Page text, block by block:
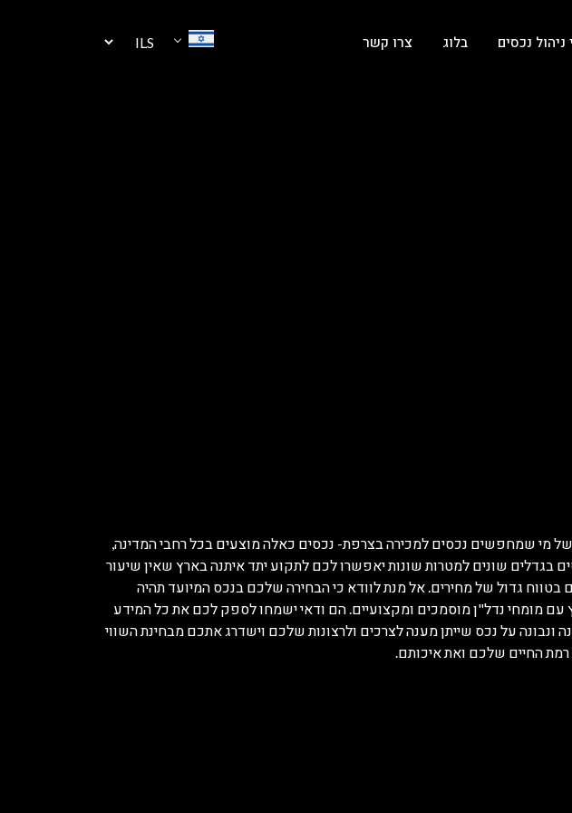
ניהול נכסים בלוג צרו קשר
מי שמחפשים נכסים למכירה בצרפת- נכסים כאלה מוצעים בכל רחבי המדינה,
בגדלים שונים למטרות שונות יאפשרו לכם לתקוע יתד איתנה בארץ שאין שיעור
בטווח גדול של מחירים. אל מנת לוודא כי הבחירה שלכם בנכס המיועד תהיה
עם מומחי נדל"ן מוסמכים ומקצועיים. הם ודאי ישמחו לספק לכם את כל המידע
ונבונה על נכס שייתן מענה לצרכים ולרצונות שלכם וישדרג אתכם מבחינת השווי
החיים שלכם ואת איכותם.